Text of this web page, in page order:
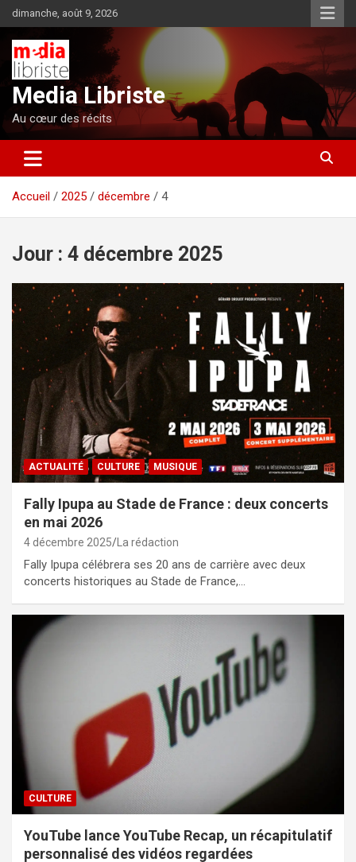
Aller
au
contenu
dimanche, août 9, 2026
Media Libriste
Au cœur des récits
Accueil 2025 décembre 4
Jour : 4 décembre 2025
ACTUALITÉ CULTURE MUSIQUE
Fally Ipupa au Stade de France : deux concerts
en mai 2026
4 décembre 2025 La rédaction
Fally Ipupa célébrera ses 20 ans de carrière avec deux
concerts historiques au Stade de France,…
CULTURE
YouTube lance YouTube Recap, un récapitulatif
personnalisé des vidéos regardées